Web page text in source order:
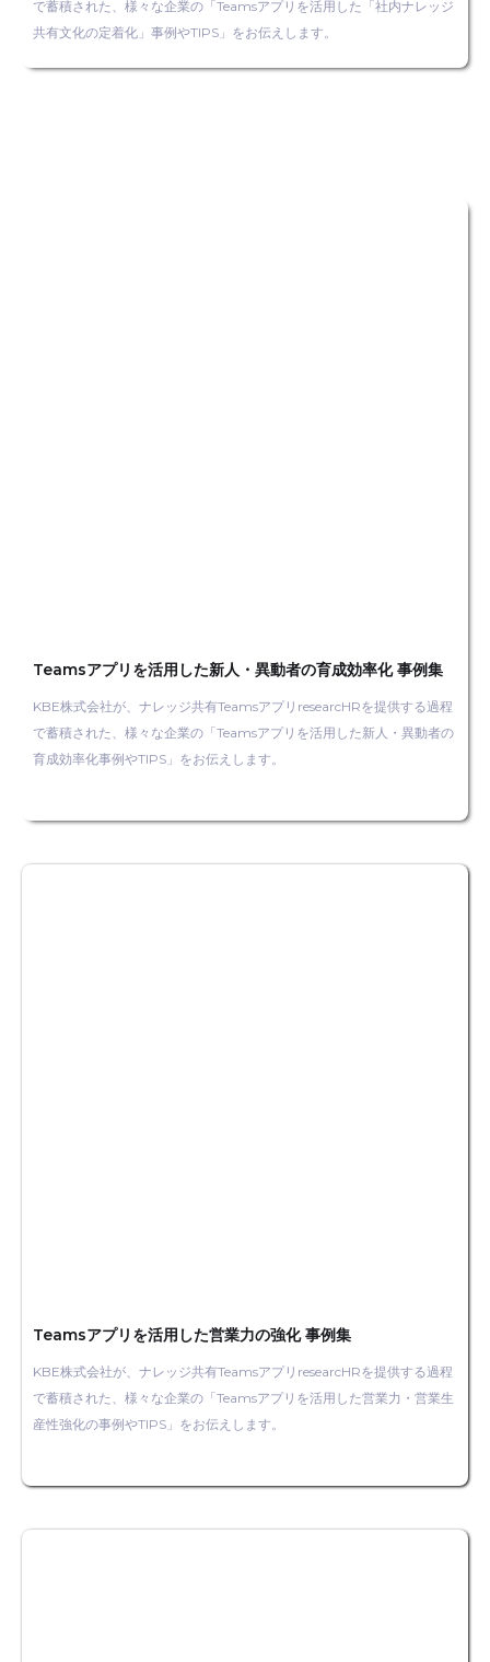
で蓄積された、様々な企業の「Teamsアプリを活用した「社内ナレッジ
共有文化の定着化」事例やTIPS」をお伝えします。
Teamsアプリを活用した新人・異動者の育成効率化 事例集
KBE株式会社が、ナレッジ共有TeamsアプリresearcHRを提供する過程
で蓄積された、様々な企業の「Teamsアプリを活用した新人・異動者の
育成効率化事例やTIPS」をお伝えします。
Teamsアプリを活用した営業力の強化 事例集
KBE株式会社が、ナレッジ共有TeamsアプリresearcHRを提供する過程
で蓄積された、様々な企業の「Teamsアプリを活用した営業力・営業生
産性強化の事例やTIPS」をお伝えします。